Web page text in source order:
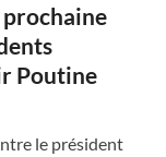
Poutine
le président